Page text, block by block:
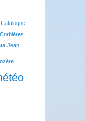
Catalogne
Jean